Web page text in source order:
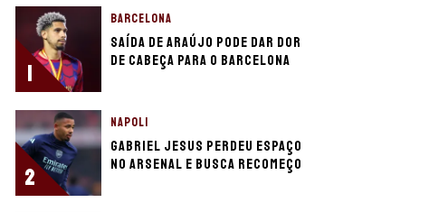
1
BARCELONA
Saída de Araújo pode dar dor
de cabeça para o Barcelona
2
NAPOLI
Gabriel Jesus perdeu espaço
no Arsenal e busca recomeço